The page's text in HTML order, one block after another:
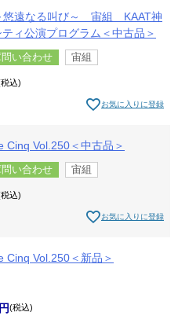
悠遠なる叫び～ 宙組 KAAT神
ィ公演プログラム＜中古品＞
い合わせ 宙組
税込
お気に入りに登録
Vol.250＜中古品＞
い合わせ 宙組
税込
お気に入りに登録
Vol.250＜新品＞
税込